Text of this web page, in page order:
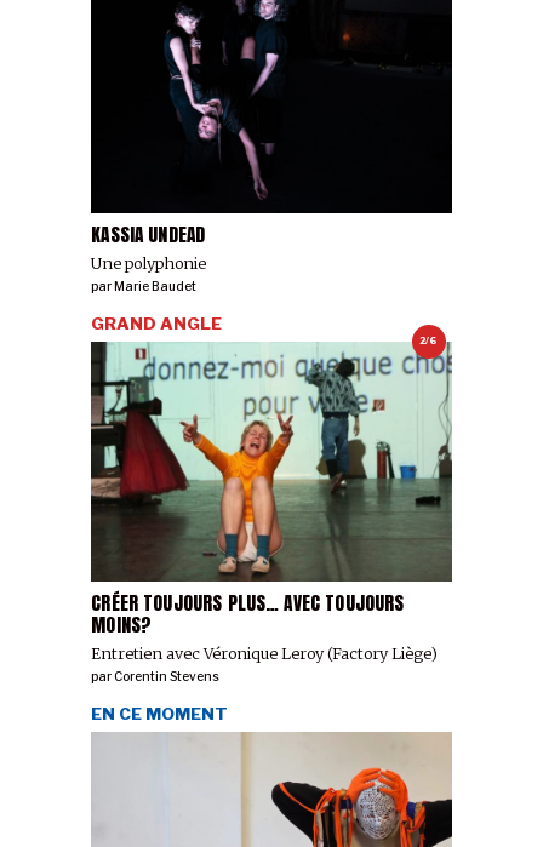
KASSIA UNDEAD
Une polyphonie
parMarie Baudet
2/6
CRÉER TOUJOURS PLUS… AVEC TOUJOURS
MOINS?
Entretien avec Véronique Leroy (Factory Liège)
GRAND ANGLE
parCorentin Stevens
EN CE MOMENT